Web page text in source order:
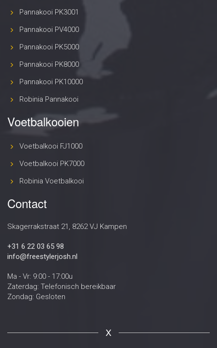
Pannakooi PK3001
Pannakooi PV4000
Pannakooi PK5000
Pannakooi PK8000
Pannakooi PK10000
Robinia Pannakooi
Voetbalkooien
Voetbalkooi FJ1000
Voetbalkooi PK7000
Robinia Voetbalkooi
Contact
Skagerrakstraat 21, 8262 VJ Kampen
+31 6 22 03 65 98
info@freestylerjosh.nl
Ma - Vr: 9:00 - 17:00u
Zaterdag: Telefonisch bereikbaar
Zondag: Gesloten
X